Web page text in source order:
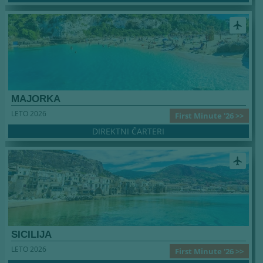
airplanemode_active
MAJORKA
First Minute '26 >>
LETO 2026
DIREKTNI ČARTERI
airplanemode_active
SICILIJA
First Minute '26 >>
LETO 2026